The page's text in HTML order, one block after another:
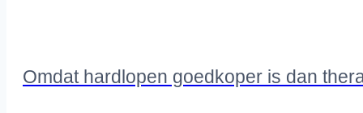
Omdat hardlopen goedkoper is dan